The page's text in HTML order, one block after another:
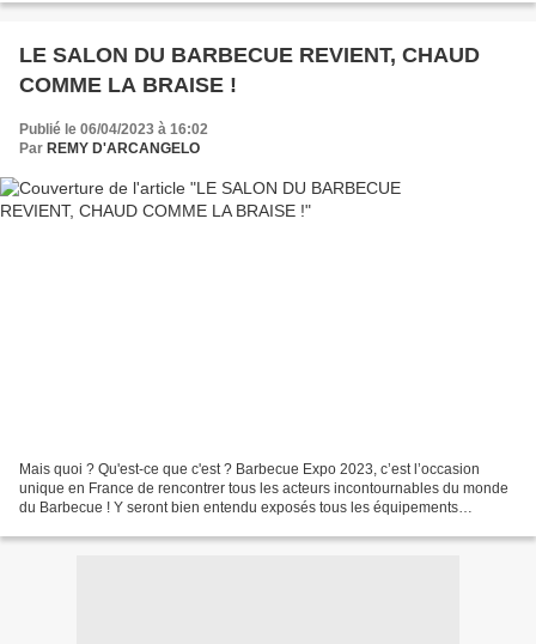
LE SALON DU BARBECUE REVIENT, CHAUD
COMME LA BRAISE !
Publié le 06/04/2023 à 16:02
Par REMY D'ARCANGELO
Mais quoi ? Qu'est-ce que c'est ? Barbecue Expo 2023, c’est l’occasion
unique en France de rencontrer tous les acteurs incontournables du monde
du Barbecue ! Y seront bien entendu exposés tous les équipements